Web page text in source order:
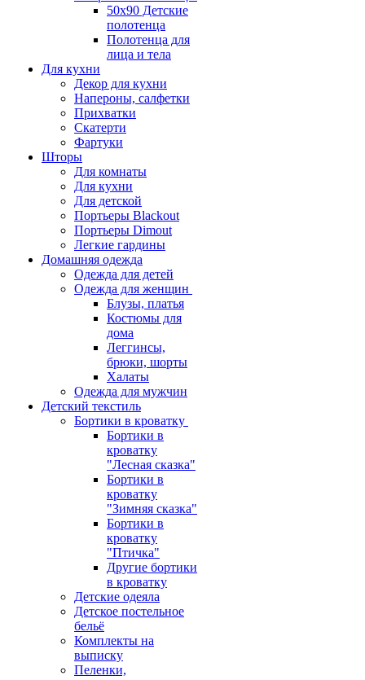
50х90 Детские
полотенца
Полотенца для
лица и тела
Для кухни
Декор для кухни
Напероны, салфетки
Прихватки
Скатерти
Фартуки
Шторы
Для комнаты
Для кухни
Для детской
Портьеры Blackout
Портьеры Dimout
Легкие гардины
Домашняя одежда
Одежда для детей
Одежда для женщин
Блузы, платья
Костюмы для
дома
Леггинсы,
брюки, шорты
Халаты
Одежда для мужчин
Детский текстиль
Бортики в кроватку
Бортики в
кроватку
"Лесная сказка"
Бортики в
кроватку
"Зимняя сказка"
Бортики в
кроватку
"Птичка"
Другие бортики
в кроватку
Детские одеяла
Детское постельное
бельё
Комплекты на
выписку
Пеленки,